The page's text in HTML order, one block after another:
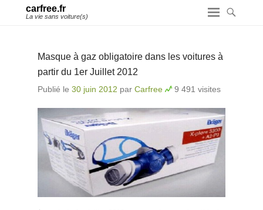
carfree.fr
La vie sans voiture(s)
Masque à gaz obligatoire dans les voitures à
partir du 1er Juillet 2012
Publié le 30 juin 2012 par Carfree 9 491 visites